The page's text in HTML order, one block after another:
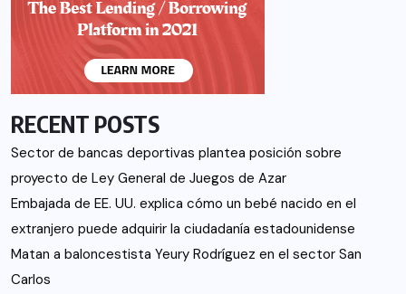
RECENT POSTS
Sector de bancas deportivas plantea posición sobre
proyecto de Ley General de Juegos de Azar
Embajada de EE. UU. explica cómo un bebé nacido en el
extranjero puede adquirir la ciudadanía estadounidense
Matan a baloncestista Yeury Rodríguez en el sector San
Carlos